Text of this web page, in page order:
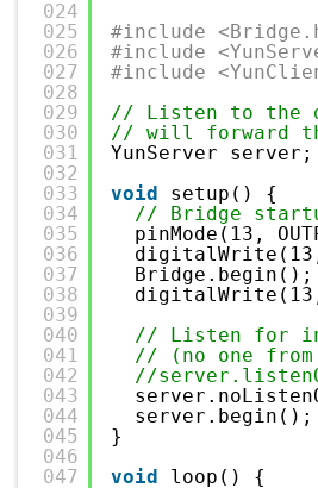
024
025
026
027
028
029
030
031
032
033
034
035
036
037
038
039
040
041
042
043
044
045
046
047
#include
#include
#include
// Listen to the
// will forward
YunServer server;
void
setup() {
// Bridge
pinMode(13,
digitalWrite(13,
Bridge.begin();
// Listen for
// (no one
//
server.begin();
}
void
loop() {